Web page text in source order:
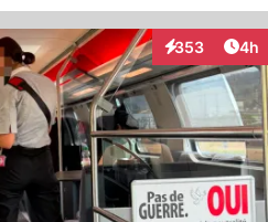
353
Interaktionen
4h